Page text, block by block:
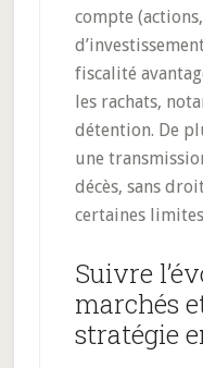
compte
fiscalité
les rachats,
détention. De
une
décès, sans
certaines
Suivre
marchés
stratégie